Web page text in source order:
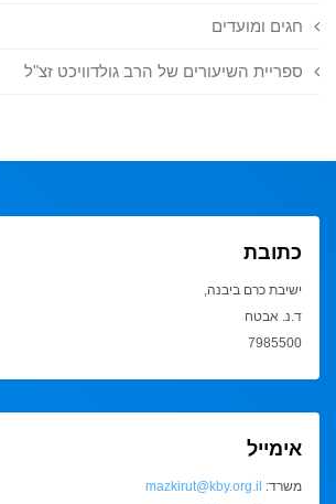
חגים ומועדים
ספריית השיעורים של הרב גולדוויכט זצ"ל
כתובת
ישיבת כרם ביבנה,
ד.נ. אבטח
7985500
אימייל
משרד: mazkirut@kby.org.il